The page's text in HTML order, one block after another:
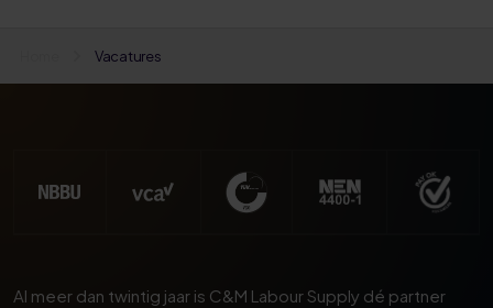
Vacatures
Al meer dan twintig jaar is C&M Labour Supply dé partner